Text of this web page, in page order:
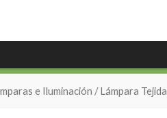
e Iluminación / Lámpara Tejida